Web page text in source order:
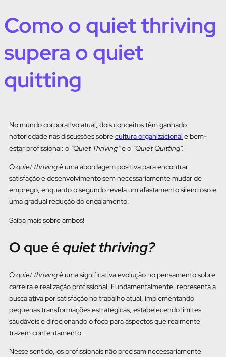
Como o quiet thriving
supera o quiet
quitting
No mundo corporativo atual, dois conceitos têm ganhado
notoriedade nas discussões sobrecultura organizacional e bem-
estar profissional: o “Quiet Thriving”e o “Quiet Quitting”.
Oquiet thrivingé uma abordagem positiva para encontrar
satisfação e desenvolvimento sem necessariamente mudar de
emprego, enquanto o segundo revela um afastamento silencioso e
uma gradual redução do engajamento.
Saiba mais sobre ambos!
O que équiet thriving?
Oquiet thrivingé uma significativa evolução no pensamento sobre
carreira e realização profissional. Fundamentalmente, representa a
busca ativa por satisfação no trabalho atual, implementando
pequenas transformações estratégicas, estabelecendo limites
saudáveis e direcionando o foco para aspectos que realmente
trazem contentamento.
Nesse sentido, os profissionais não precisam necessariamente